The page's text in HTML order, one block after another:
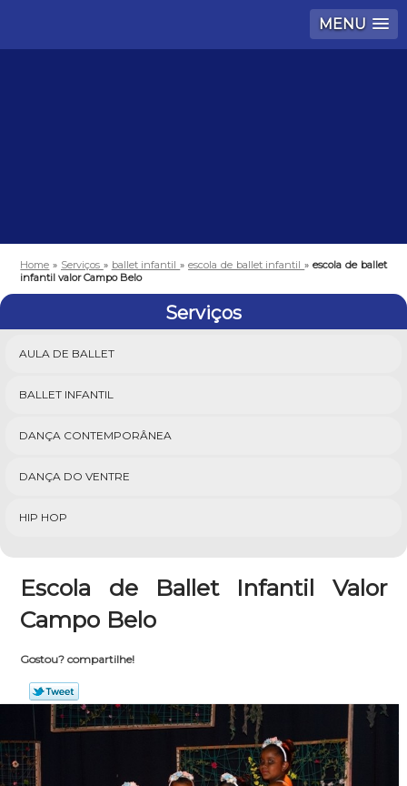
MENU
Home » Serviços » ballet infantil»escola de ballet infantil»escola de ballet
infantil valor Campo Belo
Serviços
AULA DE BALLET
BALLET INFANTIL
DANÇA CONTEMPORÂNEA
DANÇA DO VENTRE
HIP HOP
Escola de Ballet Infantil Valor
Campo Belo
Gostou? compartilhe!